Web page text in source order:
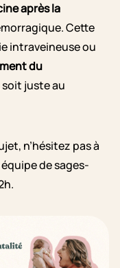
après la
Cette
intraveineuse ou
du
soit juste au
n’hésitez pas à
équipe de sages-